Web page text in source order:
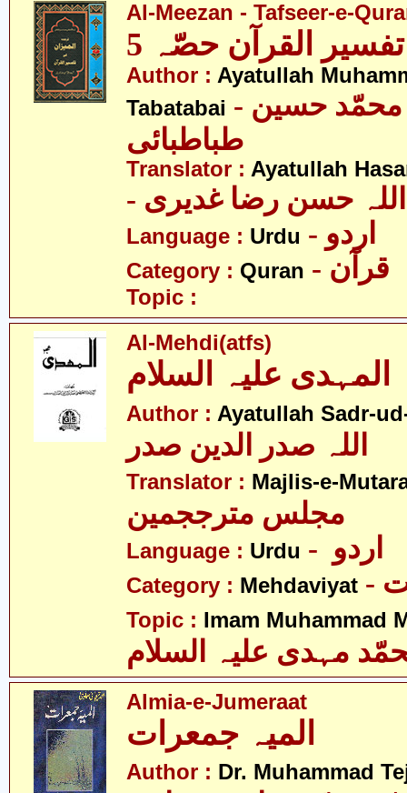
Al-Meezan - Tafseer-e-
القرآن حصّہ 5
Author : Ayatullah
Tabatabai - آیت اللہ محمّد حسین
طباطبائی
Translator : Ayatullah
اللہ حسن رضا غدیری
Language : Urdu - اردو
Category : Quran - قرآن
Topic :
Al-Mehdi(atfs)
المہدی علیہ السلام
Author : Ayatullah Sadr-
اللہ صدر الدین صدر
Translator : Majlis-e-
مجلس مترججمین
Language : Urdu
Category : Mehdaviyat
Topic : Imam Muhammad
مہدی علیہ السلام
Almia-e-Jumeraat
Author : Dr. Muhammad